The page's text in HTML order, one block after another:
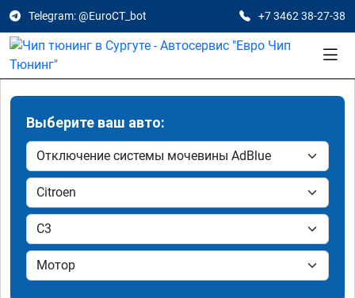
Telegram: @EuroCT_bot +7 3462 38-27-38
Выберите ваш авто: